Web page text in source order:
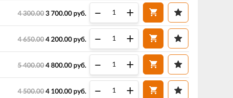
4 300.00 3 700.00 руб. – +
4 650.00 4 200.00 руб. – +
5 400.00 4 800.00 руб. – +
4 500.00 4 100.00 руб. – +